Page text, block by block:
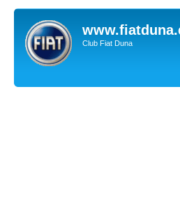
Club Fiat Duna